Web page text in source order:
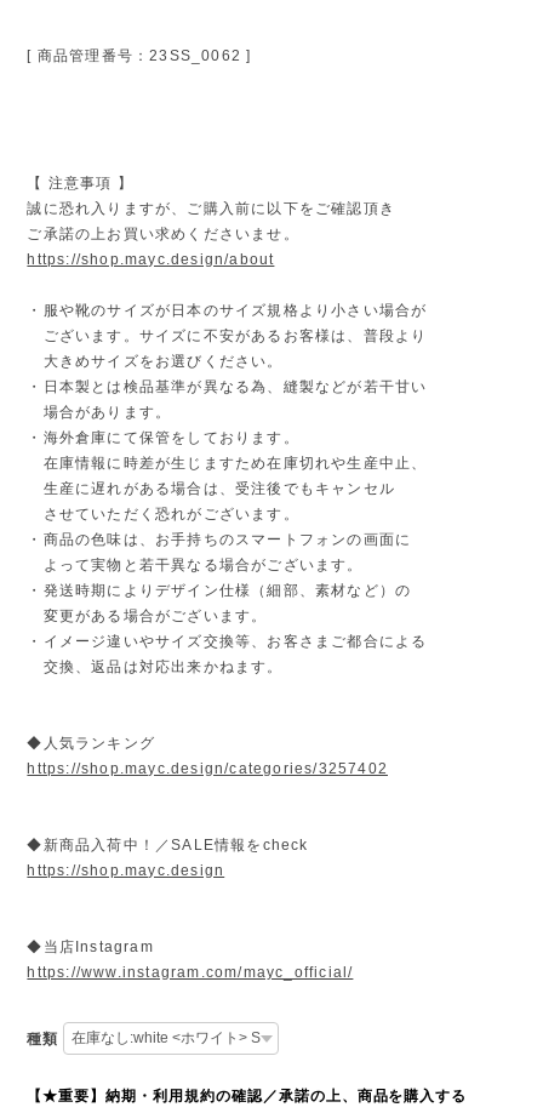
[ 商品管理番号：23SS_0062 ]
【 注意事項 】
誠に恐れ入りますが、ご購入前に以下をご確認頂き
ご承諾の上お買い求めくださいませ。
https://shop.mayc.design/about
・服や靴のサイズが日本のサイズ規格より小さい場合が
ございます。サイズに不安があるお客様は、普段より
大きめサイズをお選びください。
・日本製とは検品基準が異なる為、縫製などが若干甘い
場合があります。
・海外倉庫にて保管をしております。
在庫情報に時差が生じますため在庫切れや生産中止、
生産に遅れがある場合は、受注後でもキャンセル
させていただく恐れがございます。
・商品の色味は、お手持ちのスマートフォンの画面に
よって実物と若干異なる場合がございます。
・発送時期によりデザイン仕様（細部、素材など）の
変更がある場合がございます。
・イメージ違いやサイズ交換等、お客さまご都合による
交換、返品は対応出来かねます。
◆人気ランキング
https://shop.mayc.design/categories/3257402
◆新商品入荷中！／SALE情報をcheck
https://shop.mayc.design
◆当店Instagram
https://www.instagram.com/mayc_official/
種類
【★重要】納期・利用規約の確認／承諾の上、商品を購入する